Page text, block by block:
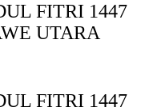
FITRI 1447
UTARA
FITRI 1447